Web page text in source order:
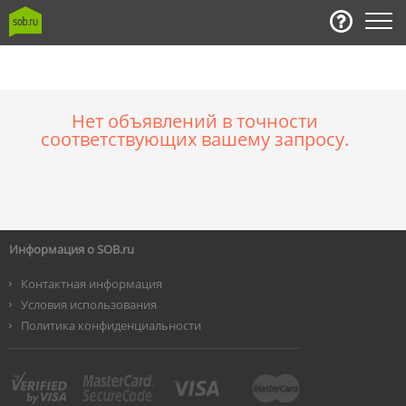
Нет объявлений в точности
соответствующих вашему запросу.
Информация о SOB.ru
Контактная информация
Условия использования
Политика конфиденциальности